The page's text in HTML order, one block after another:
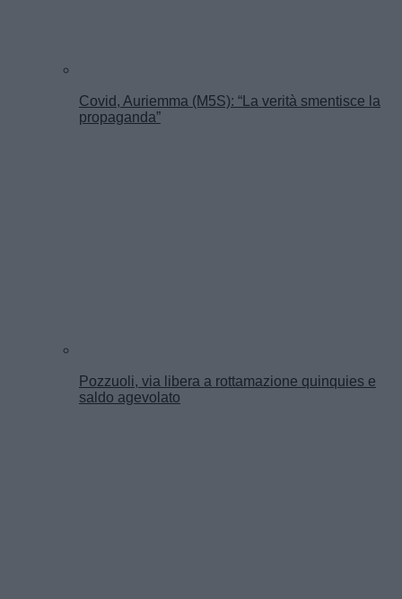
Covid, Auriemma (M5S): “La verità smentisce la
propaganda”
Pozzuoli, via libera a rottamazione quinquies e
saldo agevolato